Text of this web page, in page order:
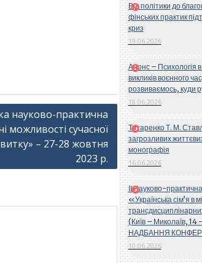
науково-практична
можливості сучасної
– 27-28 жовтня
2023 р.
Від політики до
фінських практик
криз
19.06.2026
Анонс – Психологія
викликів воєнного
розвиваємось, куди
18.06.2026
Титаренко Т. М.
загрозливих
монографія
16.06.2026
ІІ Науково-
«Українська сім’я в
(Київ – Миколаїв, 14
НАДБАННЯ
10.06.2026